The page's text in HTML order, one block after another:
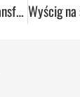
Wewnątrzligowy transfer do Lublina